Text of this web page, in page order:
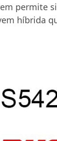
permite
híbrida